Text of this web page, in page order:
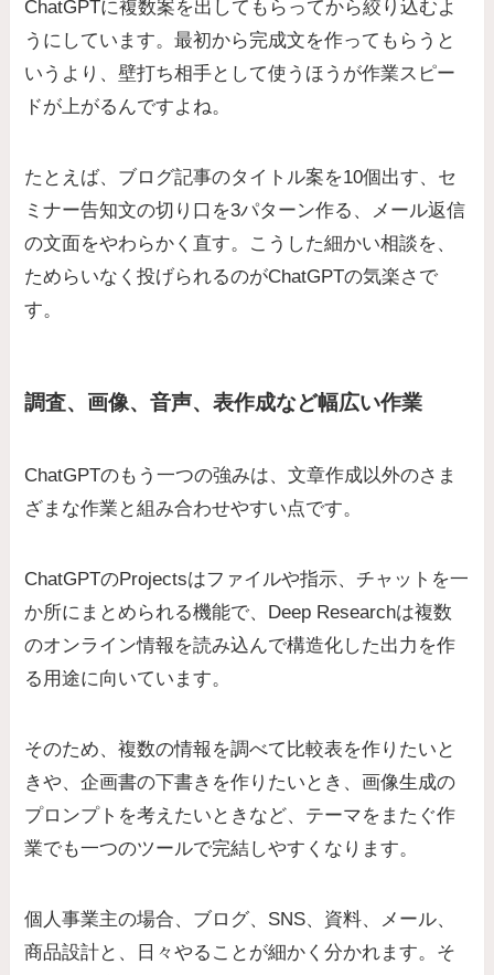
ChatGPTに複数案を出してもらってから絞り込むよ
うにしています。最初から完成文を作ってもらうと
いうより、壁打ち相手として使うほうが作業スピー
ドが上がるんですよね。
たとえば、ブログ記事のタイトル案を10個出す、セ
ミナー告知文の切り口を3パターン作る、メール返信
の文面をやわらかく直す。こうした細かい相談を、
ためらいなく投げられるのがChatGPTの気楽さで
す。
調査、画像、音声、表作成など幅広い作業
ChatGPTのもう一つの強みは、文章作成以外のさま
ざまな作業と組み合わせやすい点です。
ChatGPTのProjectsはファイルや指示、チャットを一
か所にまとめられる機能で、Deep Researchは複数
のオンライン情報を読み込んで構造化した出力を作
る用途に向いています。
そのため、複数の情報を調べて比較表を作りたいと
きや、企画書の下書きを作りたいとき、画像生成の
プロンプトを考えたいときなど、テーマをまたぐ作
業でも一つのツールで完結しやすくなります。
個人事業主の場合、ブログ、SNS、資料、メール、
商品設計と、日々やることが細かく分かれます。そ